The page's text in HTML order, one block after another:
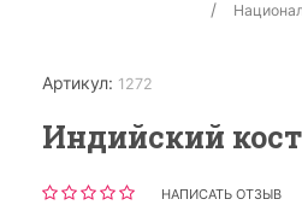
Артикул: 1272
Индийский
НАПИСАТЬ ОТЗЫВ